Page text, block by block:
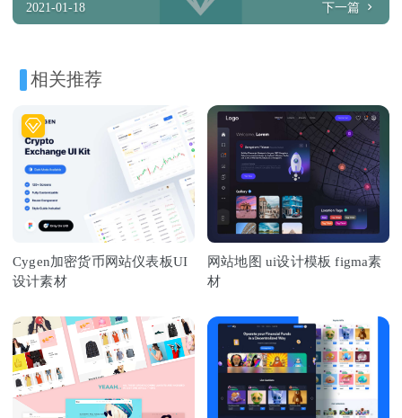
2021-01-18 下一篇
相关推荐
Cygen加密货币网站仪表板UI
设计素材
网站地图 ui设计模板 figma素
材